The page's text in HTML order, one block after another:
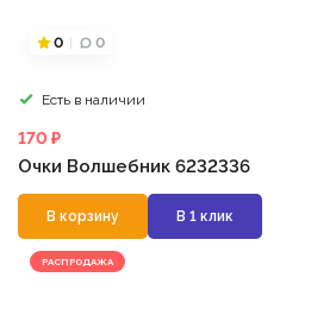
0 0
Есть в наличии
170 ₽
Очки Волшебник 6232336
В корзину В 1 клик
РАСПРОДАЖА